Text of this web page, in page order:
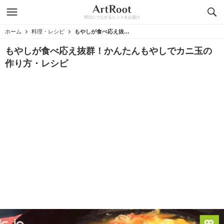
明日につながるヒントをお届け
ホーム 料理・レシピ もやしが食べ応え抜群！かんたんもやしでカニ玉の作り方・レシピ
もやしが食べ応え抜群！かんたんもやしでカニ玉の
作り方・レシピ